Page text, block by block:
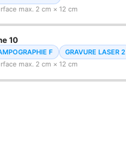
max. 2 cm × 12 cm
10
F
GRAVURE LASER 2
max. 2 cm × 12 cm